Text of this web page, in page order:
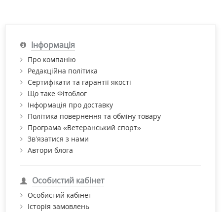
Інформація
Про компанію
Редакційна політика
Сертифікати та гарантії якості
Що таке Фітоблог
Інформація про доставку
Політика повернення та обміну товару
Програма «Ветеранський спорт»
Зв’язатися з нами
Автори блога
Особистий кабінет
Особистий кабінет
Історія замовлень